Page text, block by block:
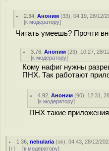
2.34 ,Аноним (33), 04:19, 28/12/
[к модератору]
Читать умеешь? Прочти
3.76 ,Аноним (23), 10:27, 28/
[к модератору]
Кому нафиг нужны
ПНХ. Так работают
4.92 ,Аноним (90), 12:31,
[к модератору]
ПНХ такие
1.36 ,nebularia (ok), 04:43, 28/12/
[↑] [к модератору]